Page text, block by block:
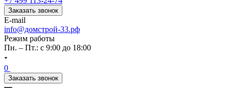
Заказать звонок
E-mail
info@домстрой-33.рф
Режим работы
Пн. – Пт.: с 9:00 до 18:00
0
Заказать звонок